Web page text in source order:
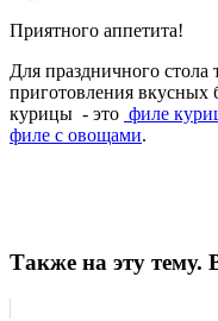
Приятного аппетита!
Для праздничного
приготовления
курицы - это филе
филе с овощами.
Также на эту тему.